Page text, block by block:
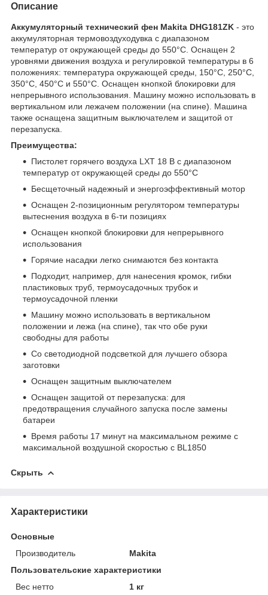
Описание
Аккумуляторный технический фен Makita DHG181ZK - это
аккумуляторная термовоздуходувка с диапазоном
температур от окружающей среды до 550°C. Оснащен 2
уровнями движения воздуха и регулировкой температуры в 6
положениях: температура окружающей среды, 150°С, 250°С,
350°С, 450°С и 550°С. Оснащен кнопкой блокировки для
непрерывного использования. Машину можно использовать в
вертикальном или лежачем положении (на спине). Машина
также оснащена защитным выключателем и защитой от
перезапуска.
Преимущества:
Пистолет горячего воздуха LXT 18 В с диапазоном
температур от окружающей среды до 550°C
Бесщеточный надежный и энергоэффективный мотор
Оснащен 2-позиционным регулятором температуры
вытеснения воздуха в 6-ти позициях
Оснащен кнопкой блокировки для непрерывного
использования
Горячие насадки легко снимаются без контакта
Подходит, например, для нанесения кромок, гибки
пластиковых труб, термоусадочных трубок и
термоусадочной пленки
Машину можно использовать в вертикальном
положении и лежа (на спине), так что обе руки
свободны для работы
Со светодиодной подсветкой для лучшего обзора
заготовки
Оснащен защитным выключателем
Оснащен защитой от перезапуска: для
предотвращения случайного запуска после замены
батареи
Время работы 17 минут на максимальном режиме с
максимальной воздушной скоростью с BL1850
Скрыть
Характеристики
Основные
Производитель
Makita
Пользовательские характеристики
Вес нетто
1 кг